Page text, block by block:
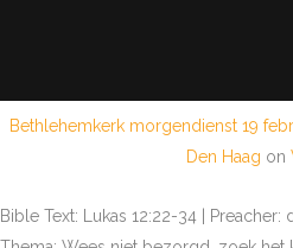
Bethlehemkerk morgendienst 19
Den Haag on
Bible Text: Lukas 12:22-34 | Preacher: